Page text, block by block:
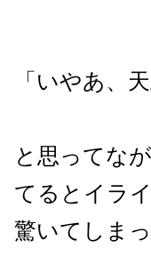
「いやあ、
と思ってな
てるとイラ
驚いてしまっ